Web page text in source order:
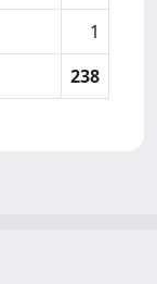
1
238